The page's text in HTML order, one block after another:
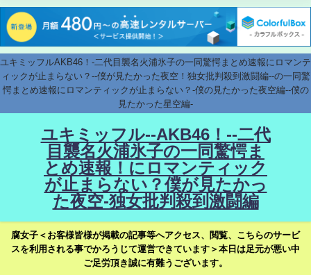
ユキミッフルAKB46！-二代目襲名火浦氷子の一同驚愕まとめ速報にロマンテ
ィックが止まらない？--僕が見たかった夜空！独女批判殺到激闘編--の一同驚
愕まとめ速報にロマンティックが止まらない？-僕の見たかった夜空編--僕の
見たかった星空編-
ユキミッフル--AKB46！--二代
目襲名火浦氷子の一同驚愕ま
とめ速報！にロマンティック
が止まらない？僕が見たかっ
た夜空-独女批判殺到激闘編
腐女子＜お客様皆様が掲載の記事等へアクセス、閲覧、こちらのサービ
スを利用される事でかろうじて運営できています＞本日は足元が悪い中
ご足労頂き誠に有難うございます。